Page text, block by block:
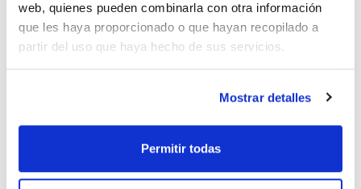
web, quienes pueden combinarla con otra información
que les haya proporcionado o que hayan recopilado a
partir del uso que haya hecho de sus servicios.
Mostrar detalles
Permitir todas
Pack (u.)
1
Referencia
060990100H
Envase
x u.
Precio
Comprar